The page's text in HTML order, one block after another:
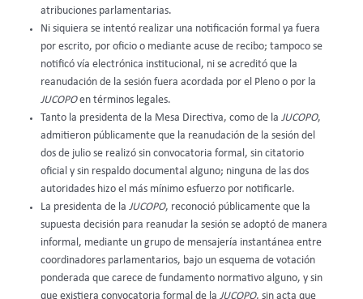
atribuciones parlamentarias.
Ni siquiera se intentó realizar una notificación formal ya fuera
por escrito, por oficio o mediante acuse de recibo; tampoco se
notificó vía electrónica institucional, ni se acreditó que la
reanudación de la sesión fuera acordada por el Pleno o por la
JUCOPOen términos legales.
Tanto la presidenta de la Mesa Directiva, como de la JUCOPO,
admitieron públicamente que la reanudación de la sesión del
dos de julio se realizó sin convocatoria formal, sin citatorio
oficial y sin respaldo documental alguno; ninguna de las dos
autoridades hizo el más mínimo esfuerzo por notificarle.
La presidenta de la JUCOPO, reconoció públicamente que la
supuesta decisión para reanudar la sesión se adoptó de manera
informal, mediante un grupo de mensajería instantánea entre
coordinadores parlamentarios, bajo un esquema de votación
ponderada que carece de fundamento normativo alguno, y sin
que existiera convocatoria formal de la JUCOPO, sin acta que